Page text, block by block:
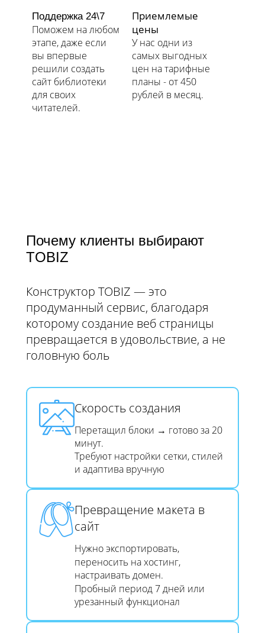
Поддержка 24\7
Поможем на любом
этапе, даже если
вы впервые
решили создать
сайт библиотеки
для своих
читателей.
Приемлемые
цены
У нас одни из
самых выгодных
цен на тарифные
планы - от 450
рублей в месяц.
Почему клиенты выбирают
TOBIZ
Конструктор TOBIZ — это
продуманный сервис, благодаря
которому создание веб страницы
превращается в удовольствие, а не
головную боль​​​​​​​
Скорость создания​​​​​​​
Перетащил блоки → готово за 20
минут.
Требуют настройки сетки, стилей
и адаптива вручную
Превращение макета в
сайт​​​​​​​
Нужно экспортировать,
переносить на хостинг,
настраивать домен.
Пробный период 7 дней или
урезанный функционал